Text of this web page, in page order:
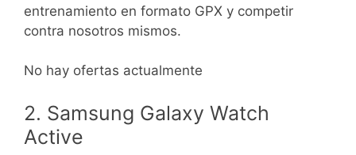
entrenamiento en formato GPX y competir
contra nosotros mismos.
No hay ofertas actualmente
2. Samsung Galaxy Watch
Active